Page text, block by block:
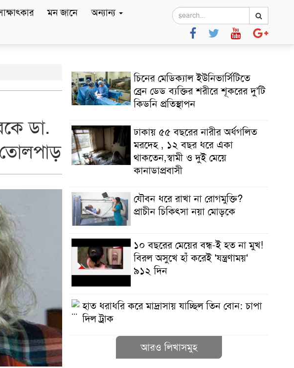
মন জানে অন্যান্য
ডা.
চিনের মেডিক্যাল ইউনিভার্সিটিতে
ব্রেন ডেড ব্যক্তির শরীরে শূকরের দু’টি
কিডনি প্রতিস্থাপন
ঢাকায় ৫৫ বছরের নারীর অর্ধগলিত
মরদেহ , ১২ বছর ধরে একা
থাকতেন,স্বামী ও দুই মেয়ে
কানাডাপ্রবাসী
যৌবন ধরে রাখা না রোগমুক্তি?
প্রাচীন চিকিৎসা নয়া মোড়কে
১০ বছরের মেয়ের বন্ধ-ই হত না মুখ!
বিরল অসুখে হাঁ করেই 'যন্ত্রণাময়'
৯১২ দিন
হাত ধরাধরি করে মাদ্রাসায় যাচ্ছিল তিন বোন: চাপা
দিল ট্রাক
আরও লিখাসমুহ